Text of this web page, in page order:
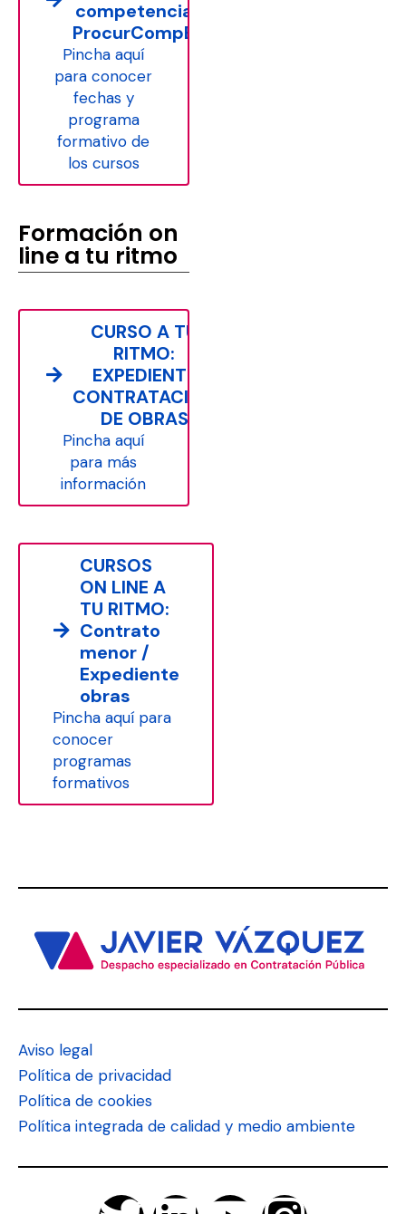
competencias
ProcurCompEU
Pincha aquí
para conocer
fechas y
programa
formativo de
los cursos
Formación on
line a tu ritmo
CURSO A TU
RITMO:
EXPEDIENTE
CONTRATACIÓN
DE OBRAS
Pincha aquí
para más
información
CURSOS
ON LINE A
TU RITMO:
Contrato
menor /
Expediente
obras
Pincha aquí para
conocer
programas
formativos
Aviso legal
Política de privacidad
Política de cookies
Política integrada de calidad y medio ambiente